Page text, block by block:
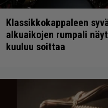
Klassikkokappaleen
alkuaikojen rumpali
kuuluu soittaa